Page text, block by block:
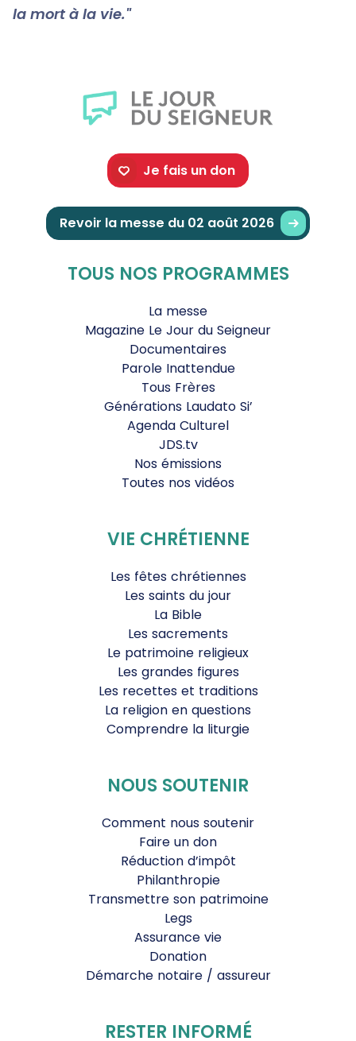
la mort à la vie."
Je fais un don
Revoir la messe du 02 août 2026
TOUS NOS PROGRAMMES
La messe
Magazine Le Jour du Seigneur
Documentaires
Parole Inattendue
Tous Frères
Générations Laudato Si’
Agenda Culturel
JDS.tv
Nos émissions
Toutes nos vidéos
VIE CHRÉTIENNE
Les fêtes chrétiennes
Les saints du jour
La Bible
Les sacrements
Le patrimoine religieux
Les grandes figures
Les recettes et traditions
La religion en questions
Comprendre la liturgie
NOUS SOUTENIR
Comment nous soutenir
Faire un don
Réduction d’impôt
Philanthropie
Transmettre son patrimoine
Legs
Assurance vie
Donation
Démarche notaire / assureur
RESTER INFORMÉ